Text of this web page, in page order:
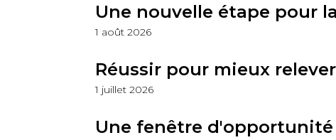
Une nouvelle étape pour
1 août 2026
Réussir pour mieux
1 juillet 2026
Une fenêtre